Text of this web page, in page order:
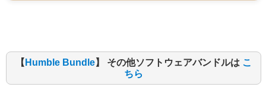
【 Humble Bundle】 その他ソフトウェアバンドルは こ
ちら